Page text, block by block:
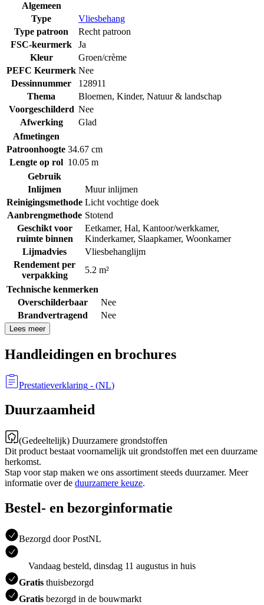
Algemeen
Type
Vliesbehang
Type patroon
Recht patroon
FSC-keurmerk
Ja
Kleur
Groen/crème
PEFC Keurmerk Nee
Dessinnummer
128911
Thema
Bloemen, Kinder, Natuur & landschap
Voorgeschilderd Nee
Afwerking
Glad
Afmetingen
Patroonhoogte 34.67 cm
Lengte op rol 10.05 m
Gebruik
Inlijmen
Muur inlijmen
Reinigingsmethode Licht vochtige doek
Aanbrengmethode Stotend
Geschikt voor
ruimte binnen
Eetkamer, Hal, Kantoor/werkkamer,
Kinderkamer, Slaapkamer, Woonkamer
Lijmadvies
Vliesbehanglijm
Rendement per
verpakking
5.2 m²
Technische kenmerken
Overschilderbaar
Nee
Brandvertragend
Nee
Lees meer
Handleidingen en brochures
Prestatieverklaring - (NL)
Duurzaamheid
(Gedeeltelijk) Duurzamere grondstoffen
Dit product bestaat voornamelijk uit grondstoffen met een duurzame
herkomst.
Stap voor stap maken we ons assortiment steeds duurzamer. Meer
informatie over de duurzamere keuze.
Bestel- en bezorginformatie
Bezorgd door PostNL
Vandaag besteld, dinsdag 11 augustus in huis
Gratis thuisbezorgd
Gratis bezorgd in de bouwmarkt